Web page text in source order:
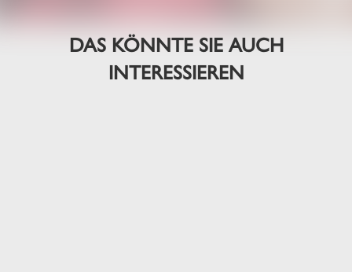
DAS KÖNNTE SIE AUCH
INTERESSIEREN